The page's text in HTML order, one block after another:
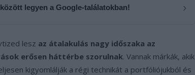
legyen a Google-találatokban! ›
lesz az átalakulás nagy időszaka az
erősen háttérbe szorulnak. Vannak márkák, akik
kigyomlálják a régi technikát a portfóliójukból és